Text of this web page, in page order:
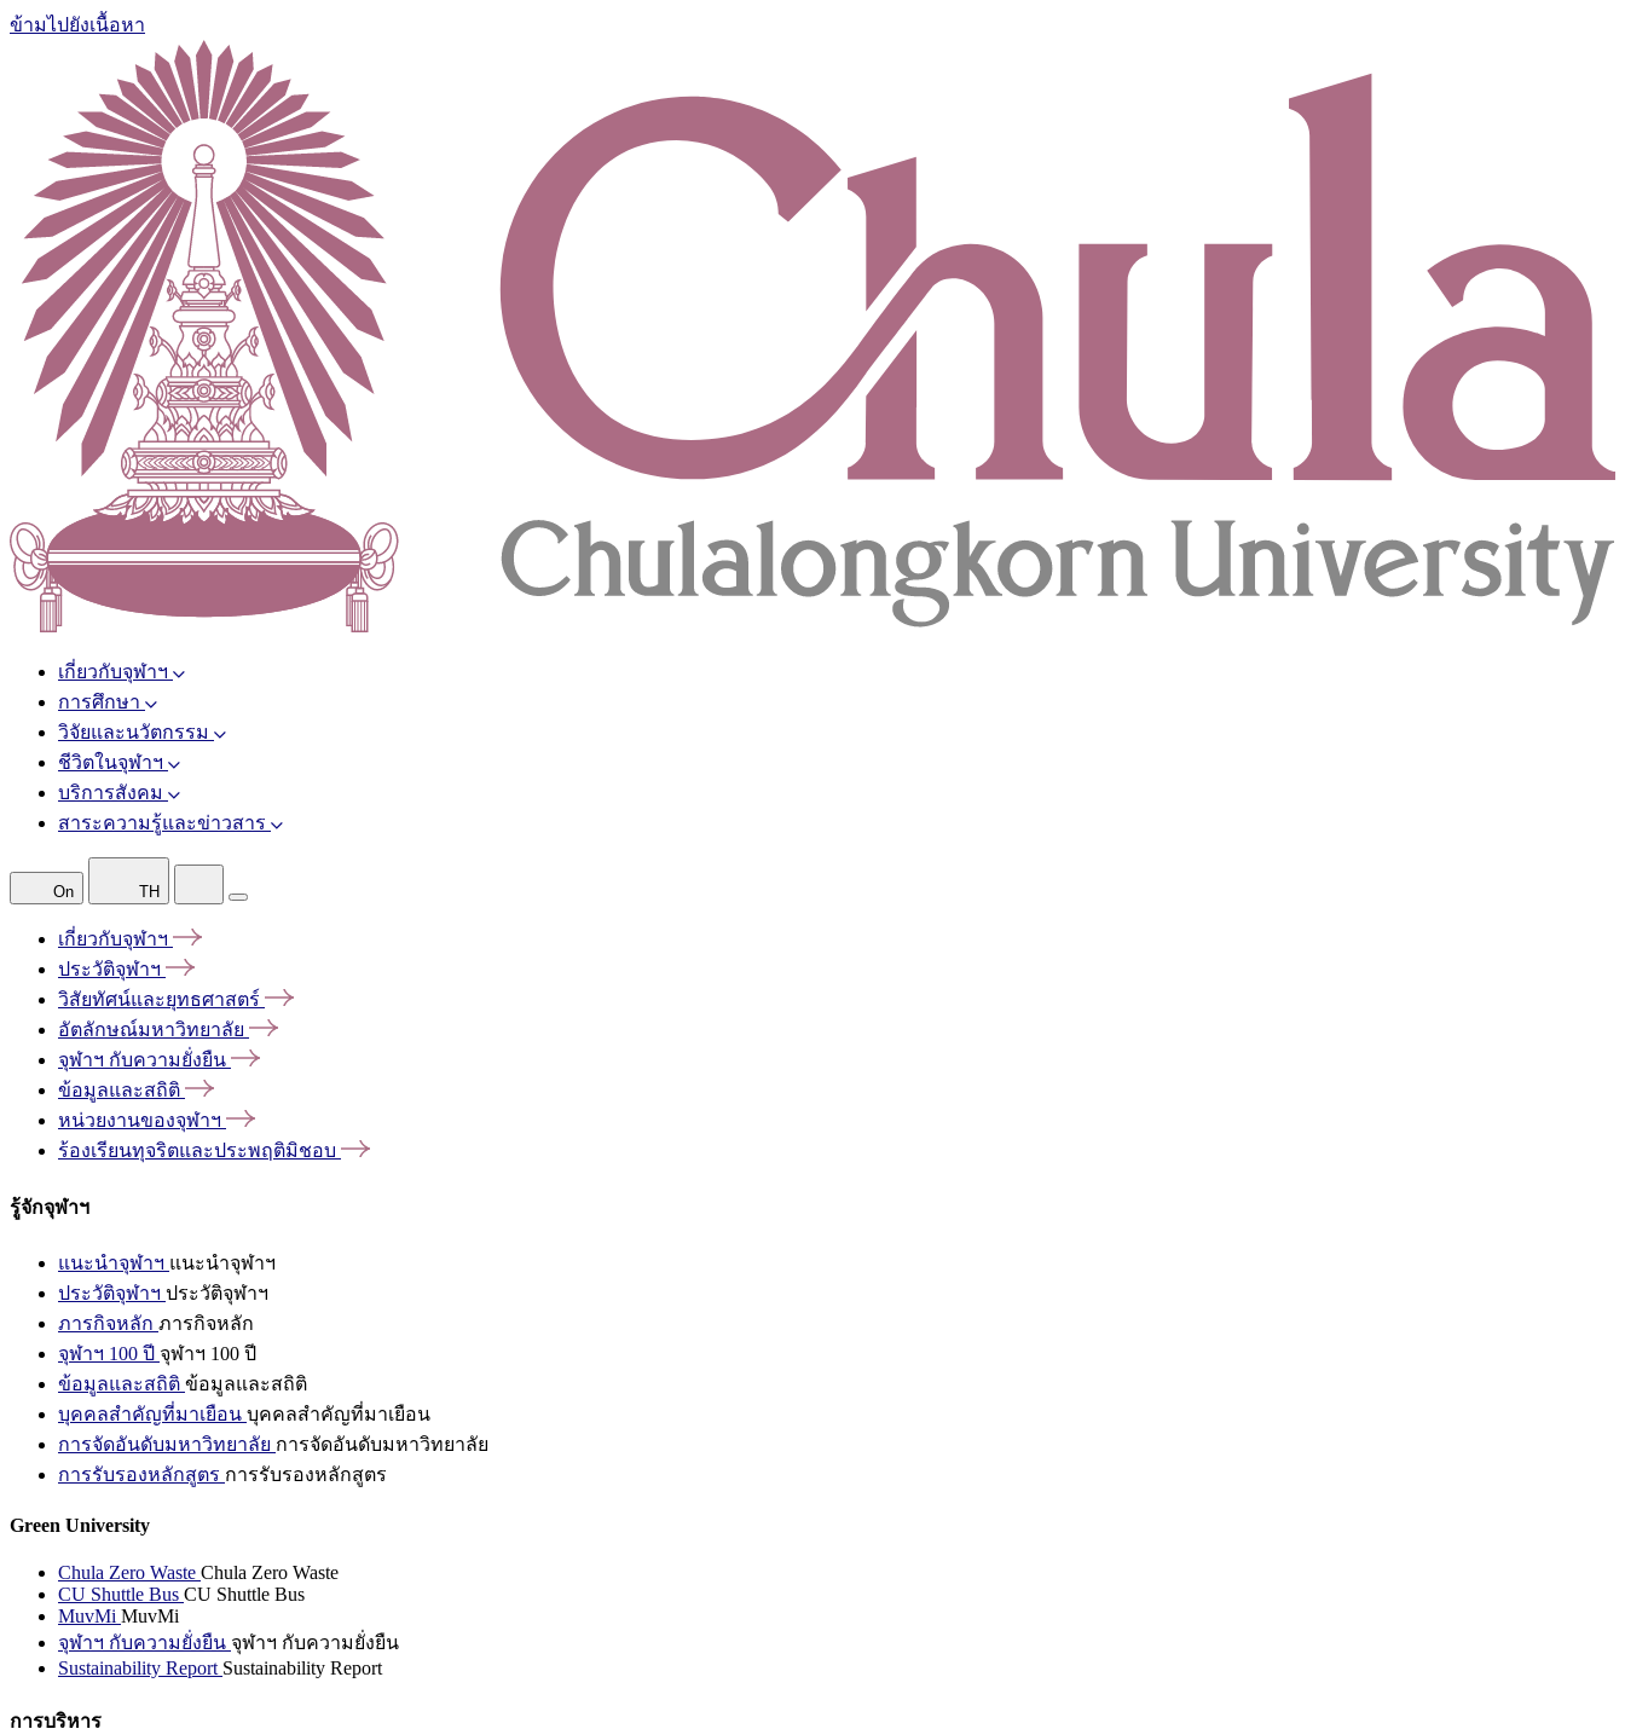
ข้ามไปยังเนื้อหา
เกี่ยวกับจุฬาฯ
การศึกษา
วิจัยและนวัตกรรม
ชีวิตในจุฬาฯ
บริการสังคม
สาระความรู้และข่าวสาร
On TH
เกี่ยวกับจุฬาฯ
ประวัติจุฬาฯ
วิสัยทัศน์และยุทธศาสตร์
อัตลักษณ์มหาวิทยาลัย
จุฬาฯ กับความยั่งยืน
ข้อมูลและสถิติ
หน่วยงานของจุฬาฯ
ร้องเรียนทุจริตและประพฤติมิชอบ
รู้จักจุฬาฯ
แนะนำจุฬาฯ แนะนำจุฬาฯ
ประวัติจุฬาฯ ประวัติจุฬาฯ
ภารกิจหลัก ภารกิจหลัก
จุฬาฯ 100 ปี จุฬาฯ 100 ปี
ข้อมูลและสถิติ ข้อมูลและสถิติ
บุคคลสำคัญที่มาเยือน บุคคลสำคัญที่มาเยือน
การจัดอันดับมหาวิทยาลัย การจัดอันดับมหาวิทยาลัย
การรับรองหลักสูตร การรับรองหลักสูตร
Green University
Chula Zero Waste Chula Zero Waste
CU Shuttle Bus CU Shuttle Bus
MuvMi MuvMi
จุฬาฯ กับความยั่งยืน จุฬาฯ กับความยั่งยืน
Sustainability Report Sustainability Report
การบริหาร